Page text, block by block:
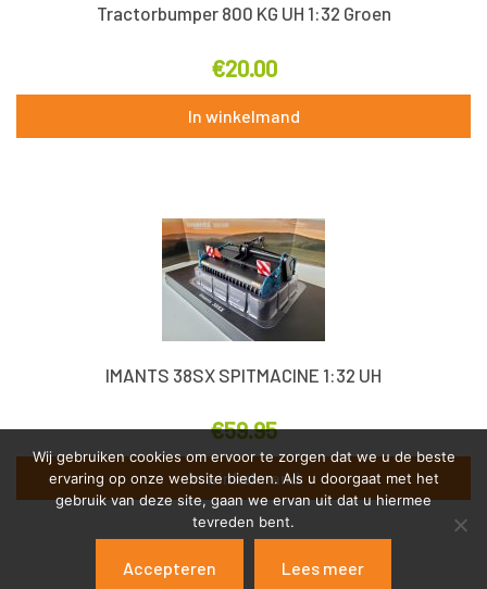
Tractorbumper 800 KG UH 1:32 Groen
€20.00
In winkelmand
IMANTS 38SX SPITMACINE 1:32 UH
€59.95
In winkelmand
Wij gebruiken cookies om ervoor te zorgen dat we u de beste
ervaring op onze website bieden. Als u doorgaat met het
gebruik van deze site, gaan we ervan uit dat u hiermee
tevreden bent.
Accepteren Lees meer